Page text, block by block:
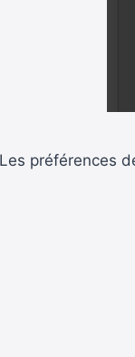
Les préférences